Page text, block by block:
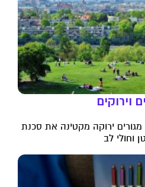
וירוקים
ירוקה מקטינה את סכנת
וחולי לב